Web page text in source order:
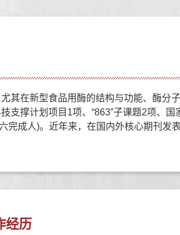
其在新型食品用酶的结构与功能、酶分
撑计划项目1项、“863”子课题2项、国
完成人)。近年来，在国内外核心期刊发
经历